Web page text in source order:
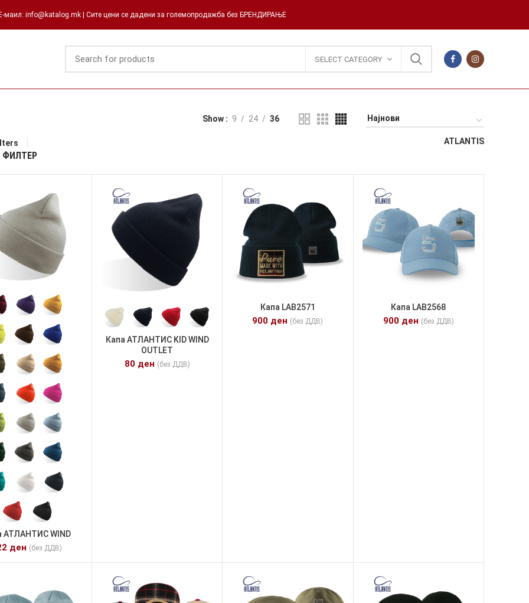
info@katalog.mk | Сите цени се дадени за големопродажба без БРЕНДИРАЊЕ
SELECT CATEGORY
Show 9 24 36
ФИЛТЕР
ATLANTIS
АТЛАНТИС WIND
ден (без ДДВ)
Капа АТЛАНТИС KID WIND
OUTLET
80 ден (без ДДВ)
Капа LAB2571
900 ден (без ДДВ)
Капа LAB2568
900 ден (без ДДВ)